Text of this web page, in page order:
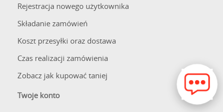
Rejestracja nowego użytkownika
Składanie zamówień
Koszt przesyłki oraz dostawa
Czas realizacji zamówienia
Zobacz jak kupować taniej
Twoje konto